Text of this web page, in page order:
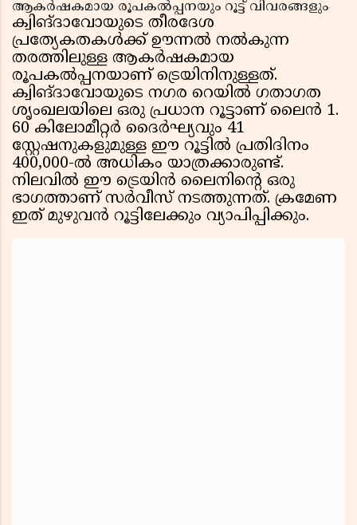
ആകർഷകമായ രൂപകൽപ്പനയും റൂട്ട് വിവരങ്ങളും
ക്വിങ്‌ദാവോയുടെ തീരദേശ
പ്രത്യേകതകൾക്ക് ഊന്നൽ നൽകുന്ന
തരത്തിലുള്ള ആകർഷകമായ
രൂപകൽപ്പനയാണ് ട്രെയിനിനുള്ളത്.
ക്വിങ്‌ദാവോയുടെ നഗര റെയിൽ ഗതാഗത
ശൃംഖലയിലെ ഒരു പ്രധാന റൂട്ടാണ് ലൈൻ 1.
60 കിലോമീറ്റർ ദൈർഘ്യവും 41
സ്റ്റേഷനുകളുമുള്ള ഈ റൂട്ടിൽ പ്രതിദിനം
400,000-ൽ അധികം യാത്രക്കാരുണ്ട്.
നിലവിൽ ഈ ട്രെയിൻ ലൈനിന്റെ ഒരു
ഭാഗത്താണ് സർവീസ് നടത്തുന്നത്. ക്രമേണ
ഇത് മുഴുവൻ റൂട്ടിലേക്കും വ്യാപിപ്പിക്കും.